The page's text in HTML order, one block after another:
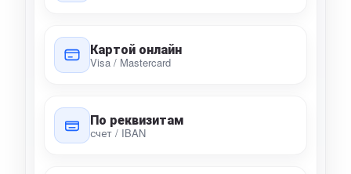
Картой онлайн
Visa / Mastercard
По реквизитам
счет / IBAN